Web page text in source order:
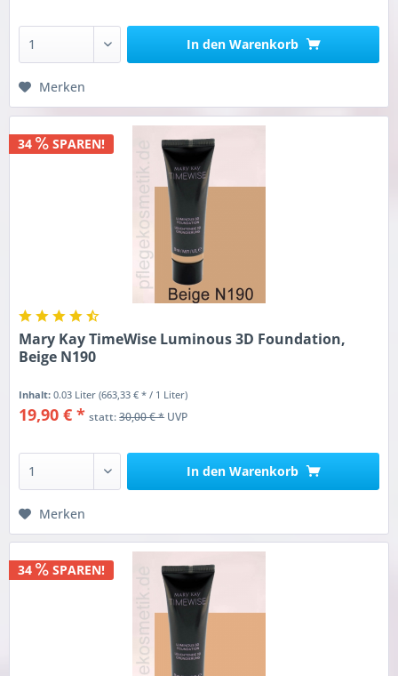
In den Warenkorb
Merken
34 SPAREN!
Mary Kay TimeWise Luminous 3D Foundation,
Beige N190
Inhalt:0.03 Liter(663,33 € * / 1 Liter)
19,90 € * statt:30,00 € *UVP
In den Warenkorb
Merken
34 SPAREN!